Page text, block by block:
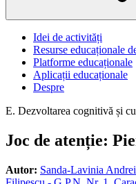
Idei de activități
Resurse educaționale
Platforme educaționale
Aplicații educaționale
Despre
E. Dezvoltarea cognitivă și
Joc de atenție:
Autor: Sanda-Lavinia